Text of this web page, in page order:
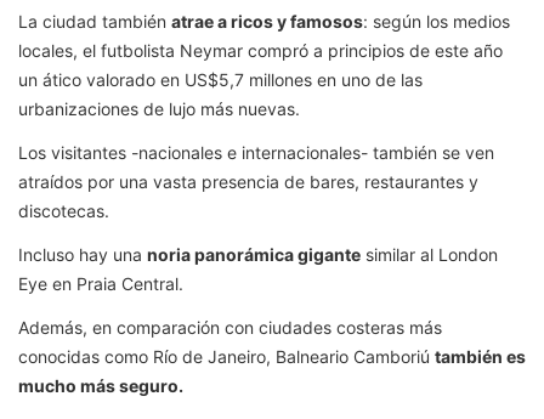
La ciudad también atrae a ricos y famosos: según los medios
locales, el futbolista Neymar compró a principios de este año
un ático valorado en US$5,7 millones en uno de las
urbanizaciones de lujo más nuevas.
Los visitantes -nacionales e internacionales- también se ven
atraídos por una vasta presencia de bares, restaurantes y
discotecas.
Incluso hay una noria panorámica gigante similar al London
Eye en Praia Central.
Además, en comparación con ciudades costeras más
conocidas como Río de Janeiro, Balneario Camboriú también es
mucho más seguro.